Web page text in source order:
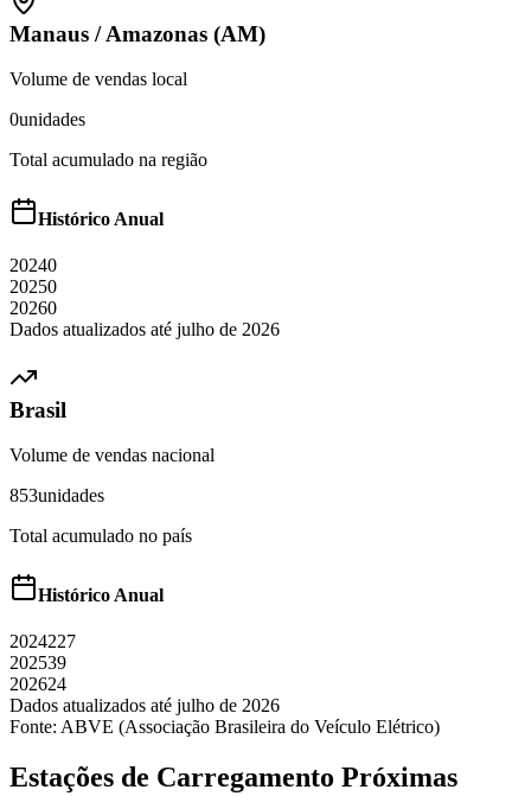
Manaus /Amazonas (AM)
Volume de vendas local
0unidades
Total acumulado na região
Histórico Anual
20240
20250
20260
Dados atualizados até julho de 2026
Brasil
Volume de vendas nacional
853unidades
Total acumulado no país
Histórico Anual
2024227
202539
202624
Dados atualizados até julho de 2026
Fonte: ABVE (Associação Brasileira do Veículo Elétrico)
Estações de Carregamento Próximas